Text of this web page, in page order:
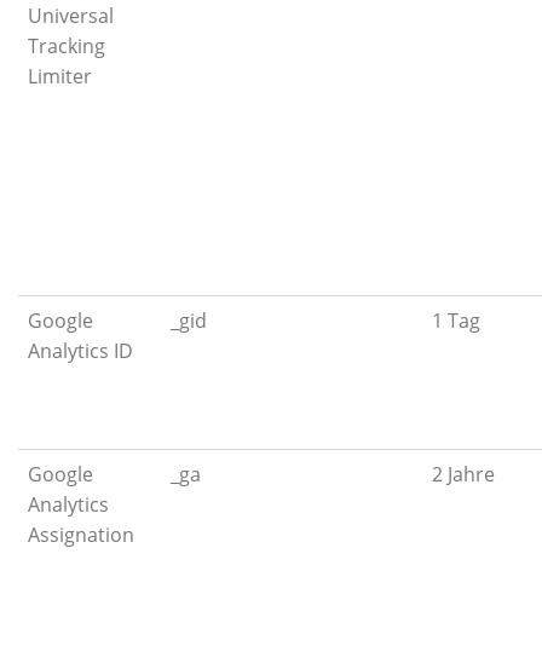
Universal
Tracking
Limiter
Google
Analytics ID
_gid 1 Tag
Google
Analytics
Assignation
_ga 2 Jahre